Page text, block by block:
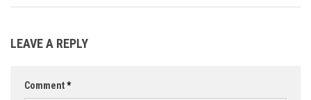
LEAVE A REPLY
Comment*